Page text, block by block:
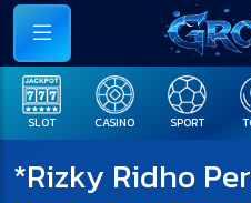
SLOT CASINO SPORT
*Rizky Ridho